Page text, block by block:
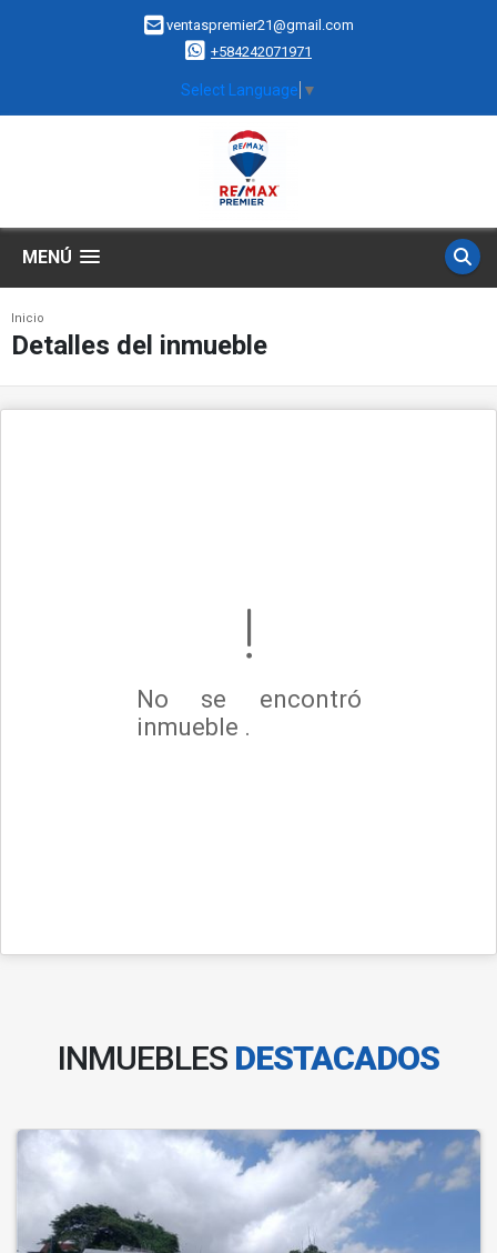
ventaspremier21@gmail.com
+584242071971
Select Language ▼
MENÚ
Inicio
Detalles del inmueble
No se encontró
inmueble .
INMUEBLES DESTACADOS